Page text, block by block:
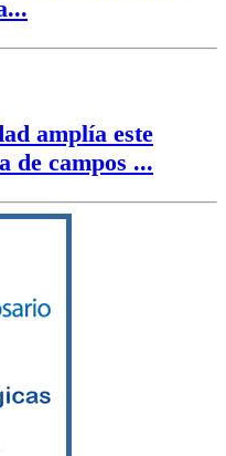
amplía este
de campos ...